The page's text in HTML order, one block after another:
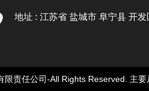
地址 : 江苏省 盐城市 阜宁县 开
责任公司-All Rights Reserved. 主